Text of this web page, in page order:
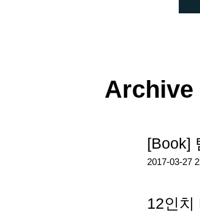
[Book]
2017-03-27
12인치